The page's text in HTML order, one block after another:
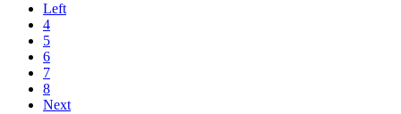
Left
4
5
6
7
8
Next